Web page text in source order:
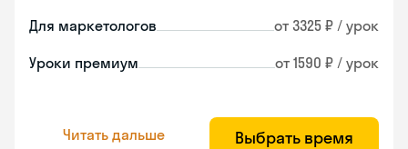
Для маркетологов от 3325 ₽ / урок
Уроки премиум от 1590 ₽ / урок
Читать дальше Выбрать время